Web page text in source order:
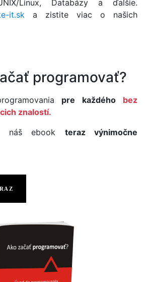
Linux, Databázy a ďalšie.
it.sk a zistite viac o našich
programovať?
pre každého
bez
znalostí.
náš ebook teraz výnimočne